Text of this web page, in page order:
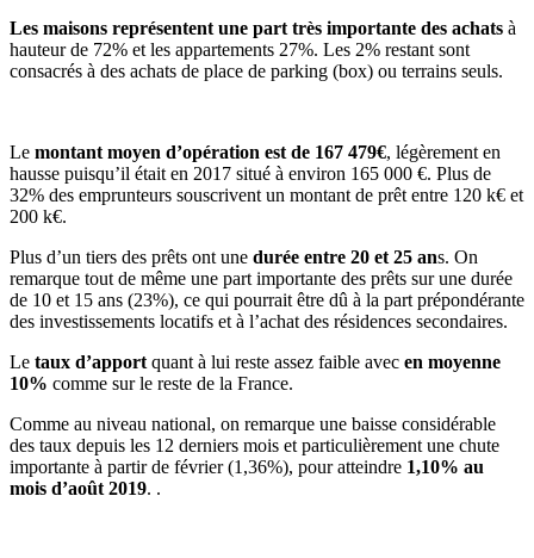
Les maisons représentent une part très importante des achats à
hauteur de 72% et les appartements 27%. Les 2% restant sont
consacrés à des achats de place de parking (box) ou terrains seuls.
Le montant moyen d’opération est de 167 479€, légèrement en
hausse puisqu’il était en 2017 situé à environ 165 000 €. Plus de
32% des emprunteurs souscrivent un montant de prêt entre 120 k€ et
200 k€.
Plus d’un tiers des prêts ont une durée entre 20 et 25 ans. On
remarque tout de même une part importante des prêts sur une durée
de 10 et 15 ans (23%), ce qui pourrait être dû à la part prépondérante
des investissements locatifs et à l’achat des résidences secondaires.
Le taux d’apport quant à lui reste assez faible avec en moyenne
10% comme sur le reste de la France.
Comme au niveau national, on remarque une baisse considérable
des taux depuis les 12 derniers mois et particulièrement une chute
importante à partir de février (1,36%), pour atteindre 1,10% au
mois d’août 2019. .